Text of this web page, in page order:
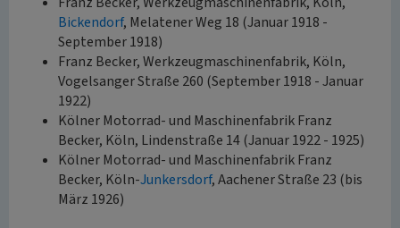
Bickendorf, Melatener Weg 18 (Januar 1918 -
September 1918)
Franz Becker, Werkzeugmaschinenfabrik, Köln,
Vogelsanger Straße 260 (September 1918 - Januar
1922)
Kölner Motorrad- und Maschinenfabrik Franz
Becker, Köln, Lindenstraße 14 (Januar 1922 - 1925)
Kölner Motorrad- und Maschinenfabrik Franz
Becker, Köln-Junkersdorf, Aachener Straße 23 (bis
März 1926)